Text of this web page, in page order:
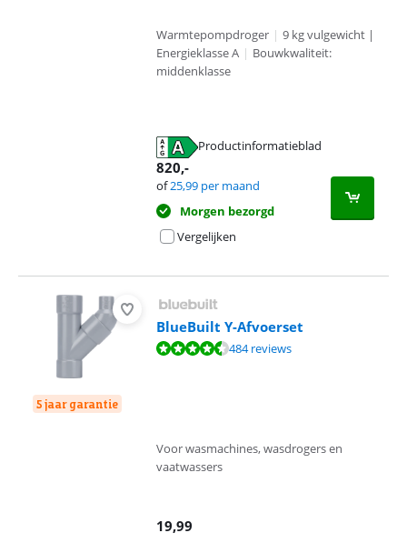
Warmtepompdroger | 9 kg vulgewicht |
Energieklasse A | Bouwkwaliteit:
middenklasse
Productinformatieblad
820,-
of25,99 per maand
Morgen bezorgd
Vergelijken
5 jaar garantie
BlueBuilt Y-Afvoerset
Beoordeling is 9,2 van de 10, gebaseerd op 484 reviews.
484 reviews
Voor wasmachines, wasdrogers en
vaatwassers
19,99